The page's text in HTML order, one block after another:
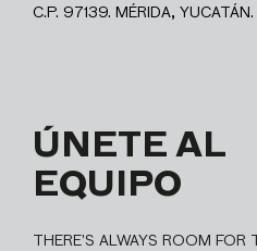
C.P. 97139. MÉRIDA, YUCATÁN.
ÚNETE AL
EQUIPO
THERE’S ALWAYS ROOM FOR